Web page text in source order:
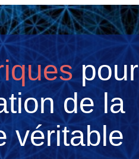
pour
de la
véritable